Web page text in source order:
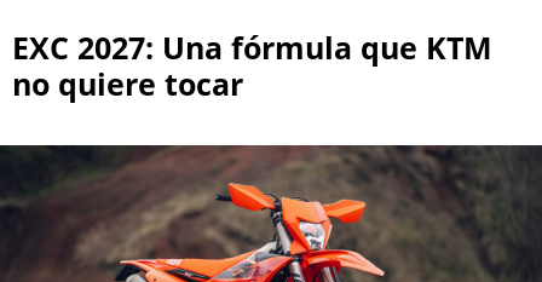
EXC 2027: Una fórmula que KTM
no quiere tocar